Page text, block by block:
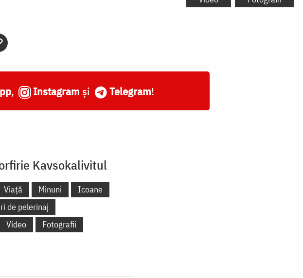
, Instagram și Telegram!
Kavsokalivitul
Viață Minuni
Icoane
de pelerinaj
Video Fotografii